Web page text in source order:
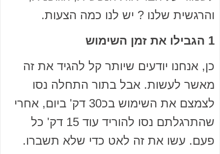
והרגשית שלנו ? יש לנו כמה הצעות.
1 הגבילו את זמן השימוש
כן, אנחנו יודעים שיותר קל להגיד את זה
מאשר לעשות. אבל בתור התחלה נסו
לצמצם את השימוש בכ30 דק' ביום, אחרי
שהתרגלתם נסו להוריד עוד 15 דק' כל
פעם. עשו את זה לאט כדי שלא תשברו.